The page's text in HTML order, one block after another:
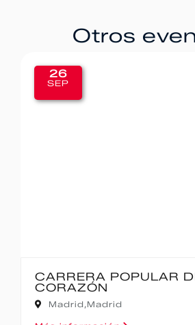
Otros
26
SEP
CARRERA POPULAR
CORAZÓN
Madrid,Madrid